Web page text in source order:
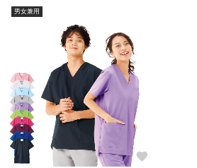
男女兼用
favorite